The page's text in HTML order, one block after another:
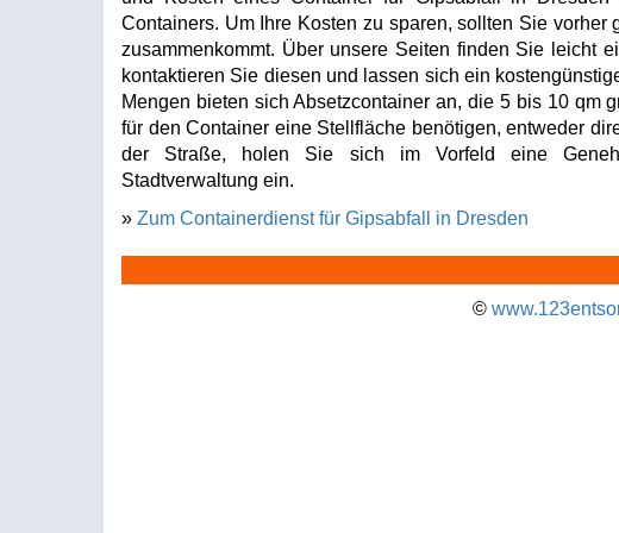
Containers. Um Ihre Kosten zu sparen, sollten Sie vorher
zusammenkommt. Über unsere Seiten finden Sie leicht
kontaktieren Sie diesen und lassen sich ein
Mengen bieten sich Absetzcontainer an, die 5 bis 10 qm
für den Container eine Stellfläche benötigen, entweder
der Straße, holen Sie sich im Vorfeld eine
Stadtverwaltung ein.
» Zum Containerdienst für Gipsabfall in Dresden
©